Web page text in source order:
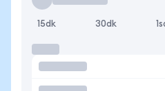
15dk 30dk